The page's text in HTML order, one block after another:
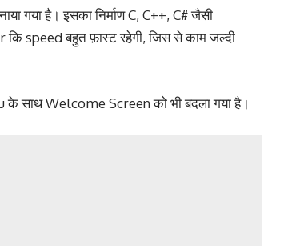
गया है। इसका निर्माण C, C++, C# जैसी
speed बहुत फ़ास्ट रहेगी, जिस से काम जल्दी
साथ Welcome Screen को भी बदला गया है।